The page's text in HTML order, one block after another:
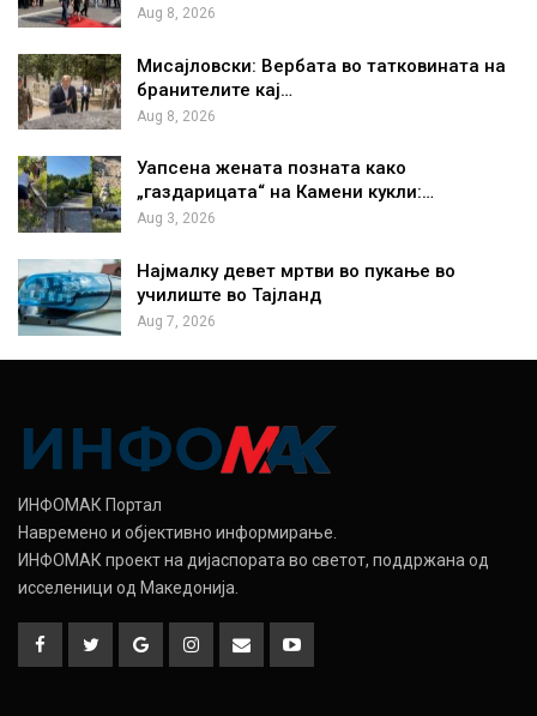
Aug 8, 2026
Мисајловски: Вербата во татковината на
бранителите кај…
Aug 8, 2026
Уапсена жената позната како
„газдарицата“ на Камени кукли:…
Aug 3, 2026
Најмалку девет мртви во пукање во
училиште во Тајланд
Aug 7, 2026
ИНФОМАК Портал
Навремено и објективно информирање.
ИНФОМАК проект на дијаспората во светот, поддржана од
исселеници од Македонија.